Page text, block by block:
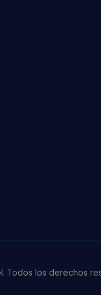
Todos los derechos